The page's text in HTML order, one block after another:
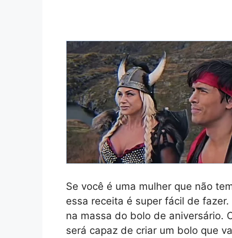
Se você é uma mulher que não
essa receita é super fácil de
na massa do bolo de aniversário.
será capaz de criar um bolo que